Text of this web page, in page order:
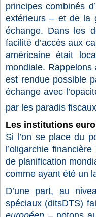
principes combinés
extérieurs – et de la
échange. Dans les
facilité d’accès aux
américaine était
mondiale.
est rendue possible
échange avec
par les paradis fiscaux
Les institutions
Si l’on se place du
l’oligarchie
de planification
comme ayant été un
D’une part, au
spéciaux (ditsDTS)